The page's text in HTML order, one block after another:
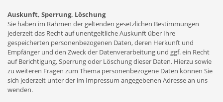
Auskunft, Sperrung, Löschung
Sie haben im Rahmen der geltenden gesetzlichen Bestimmungen
jederzeit das Recht auf unentgeltliche Auskunft über Ihre
gespeicherten personenbezogenen Daten, deren Herkunft und
Empfänger und den Zweck der Datenverarbeitung und ggf. ein Recht
auf Berichtigung, Sperrung oder Löschung dieser Daten. Hierzu sowie
zu weiteren Fragen zum Thema personenbezogene Daten können Sie
sich jederzeit unter der im Impressum angegebenen Adresse an uns
wenden.